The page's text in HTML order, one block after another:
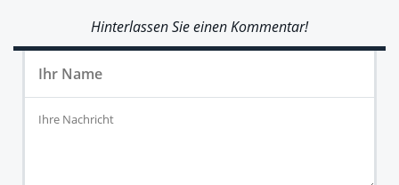
Hinterlassen Sie einen Kommentar!